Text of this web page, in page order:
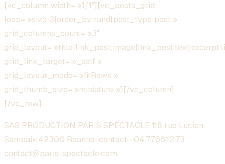
[vc_column width= »1/1″][vc_posts_grid
loop= »size:3|order_by:rand|post_type:post »
grid_columns_count= »3″
grid_layout=
grid_link_target= »_self »
grid_layout_mode= »fitRows »
grid_thumb_size= »miniature »][/vc_column]
[/vc_row]
SAS PRODUCTION PARIS SPECTACLE 118 rue Lucien
Sampaix 42300 Roanne contact : 04.77.66.12.73
contact@paris-spectacle.com